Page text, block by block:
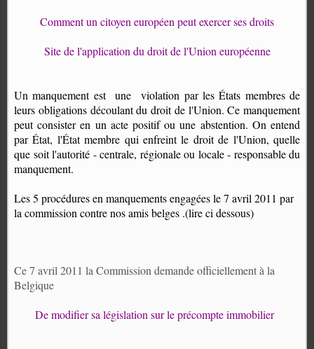
Comment un citoyen européen peut exercer ses droits
Site de l'application du droit de l'Union européenne
Un manquement est une
violation par les États membres de
leurs obligations découlant du droit de l'Union. Ce manquement
peut consister en un acte positif ou une abstention. On entend
par État, l'État membre qui enfreint le droit de l'Union, quelle
que soit l'autorité - centrale, régionale ou locale - responsable du
manquement.
Les 5 procédures en manquements engagées le 7 avril 2011 par
la commission contre nos amis belges .(lire ci dessous)
Ce 7 avril 2011 la Commission demande officiellement à la
Belgique
De modifier sa législation sur le précompte immobilier